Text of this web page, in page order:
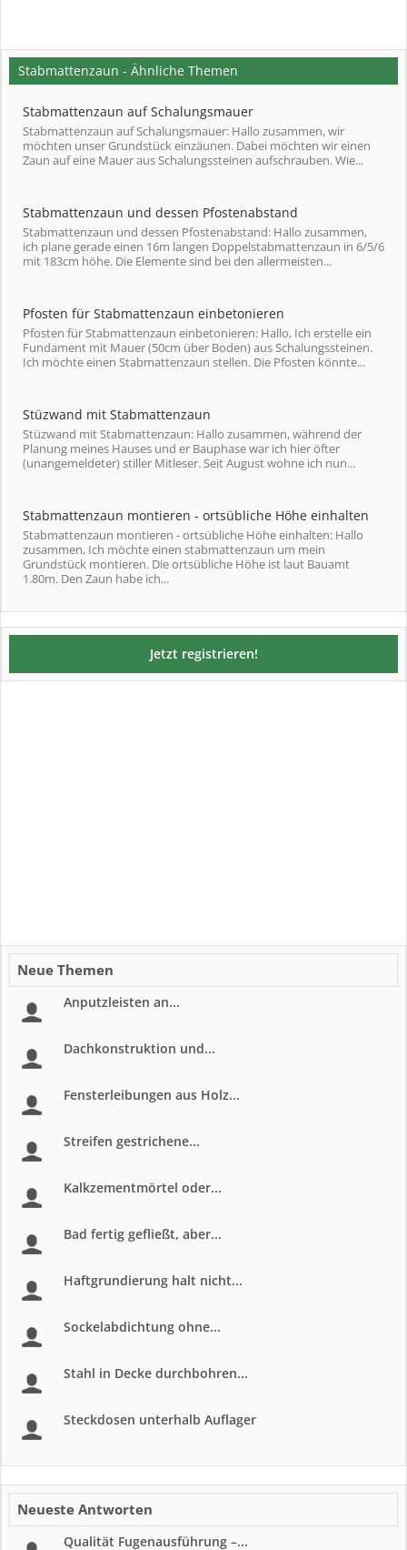
Stabmattenzaun - Ähnliche Themen
Stabmattenzaun auf Schalungsmauer
Stabmattenzaun auf Schalungsmauer: Hallo zusammen, wir
möchten unser Grundstück einzäunen. Dabei möchten wir einen
Zaun auf eine Mauer aus Schalungssteinen aufschrauben. Wie...
Stabmattenzaun und dessen Pfostenabstand
Stabmattenzaun und dessen Pfostenabstand: Hallo zusammen,
ich plane gerade einen 16m langen Doppelstabmattenzaun in 6/5/6
mit 183cm höhe. Die Elemente sind bei den allermeisten...
Pfosten für Stabmattenzaun einbetonieren
Pfosten für Stabmattenzaun einbetonieren: Hallo, Ich erstelle ein
Fundament mit Mauer (50cm über Boden) aus Schalungssteinen.
Ich möchte einen Stabmattenzaun stellen. Die Pfosten könnte...
Stüzwand mit Stabmattenzaun
Stüzwand mit Stabmattenzaun: Hallo zusammen, während der
Planung meines Hauses und er Bauphase war ich hier öfter
(unangemeldeter) stiller Mitleser. Seit August wohne ich nun...
Stabmattenzaun montieren - ortsübliche Höhe einhalten
Stabmattenzaun montieren - ortsübliche Höhe einhalten: Hallo
zusammen, Ich möchte einen stabmattenzaun um mein
Grundstück montieren. Die ortsübliche Höhe ist laut Bauamt
1.80m. Den Zaun habe ich...
Jetzt registrieren!
Neue Themen
Anputzleisten an...
Dachkonstruktion und...
Fensterleibungen aus Holz...
Streifen gestrichene...
Kalkzementmörtel oder...
Bad fertig gefließt, aber...
Haftgrundierung halt nicht...
Sockelabdichtung ohne...
Stahl in Decke durchbohren...
Steckdosen unterhalb Auflager
Neueste Antworten
Qualität Fugenausführung –...